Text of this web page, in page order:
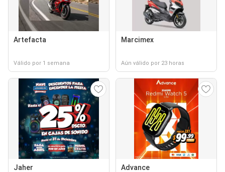
Artefacta
Válido por 1 semana
Marcimex
Aún válido por 23 horas
Jaher Advance